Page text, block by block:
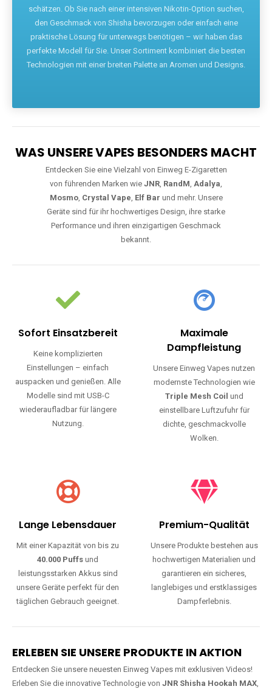
schätzen. Ob Sie nach einer intensiven Nikotin-Option suchen,
den Geschmack von Shisha bevorzugen oder einfach eine
praktische Lösung für unterwegs benötigen – wir haben das
perfekte Modell für Sie. Unser Sortiment kombiniert die besten
Technologien mit einer breiten Palette an Aromen und Designs.
WAS UNSERE VAPES BESONDERS MACHT
Entdecken Sie eine Vielzahl von Einweg E-Zigaretten
von führenden Marken wie JNR, RandM, Adalya,
Mosmo, Crystal Vape, Elf Bar und mehr. Unsere
Geräte sind für ihr hochwertiges Design, ihre starke
Performance und ihren einzigartigen Geschmack
bekannt.
Sofort Einsatzbereit
Keine komplizierten
Einstellungen – einfach
auspacken und genießen. Alle
Modelle sind mit USB-C
wiederaufladbar für längere
Nutzung.
Maximale
Dampfleistung
Unsere Einweg Vapes nutzen
modernste Technologien wie
Triple Mesh Coil und
einstellbare Luftzufuhr für
dichte, geschmackvolle
Wolken.
Lange Lebensdauer
Mit einer Kapazität von bis zu
40.000 Puffs und
leistungsstarken Akkus sind
unsere Geräte perfekt für den
täglichen Gebrauch geeignet.
Premium-Qualität
Unsere Produkte bestehen aus
hochwertigen Materialien und
garantieren ein sicheres,
langlebiges und erstklassiges
Dampferlebnis.
ERLEBEN SIE UNSERE PRODUKTE IN AKTION
Entdecken Sie unsere neuesten Einweg Vapes mit exklusiven Videos!
Erleben Sie die innovative Technologie von JNR Shisha Hookah MAX,